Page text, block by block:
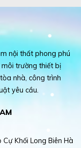
nội thất phong phú
môi trường thiết bị
nhà, công trình
yêu cầu.
Khối Long Biên Hà